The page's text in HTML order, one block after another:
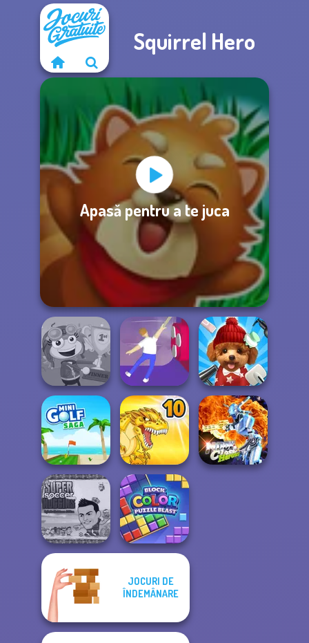
Squirrel Hero
Apasă pentru a te juca
Poptropica Balance It Pet Salon 2
Mini Golf Saga Dynamons 10
Super Soccer
Noggins
Christmas
Block Color
JOCURI DE
ÎNDEMÂNARE